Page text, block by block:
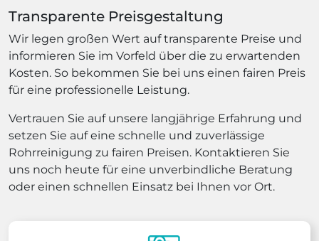
Transparente Preisgestaltung
Wir legen großen Wert auf transparente Preise und
informieren Sie im Vorfeld über die zu erwartenden
Kosten. So bekommen Sie bei uns einen fairen Preis
für eine professionelle Leistung.
Vertrauen Sie auf unsere langjährige Erfahrung und
setzen Sie auf eine schnelle und zuverlässige
Rohrreinigung zu fairen Preisen. Kontaktieren Sie
uns noch heute für eine unverbindliche Beratung
oder einen schnellen Einsatz bei Ihnen vor Ort.